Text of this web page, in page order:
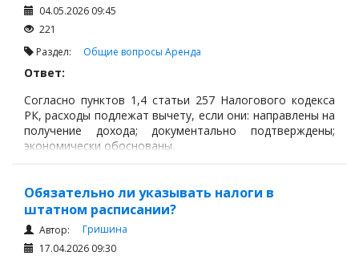
04.05.2026 09:45
221
Раздел: Общие вопросы Аренда
Ответ:
Согласно пунктов 1,4 статьи 257 Налогового кодекса
РК, расходы подлежат вычету, если они: направлены на
получение дохода; документально подтверждены;
экономически обоснованы.
Обязательно ли указывать налоги в
штатном расписании?
Автор:
Гришина
17.04.2026 09:30